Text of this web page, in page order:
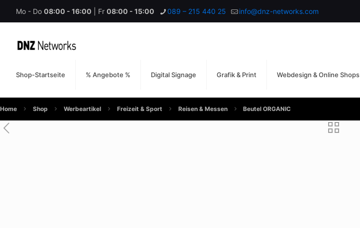
Mo - Do 08:00 - 16:00 | Fr 08:00 - 15:00 089 – 215 440 25 info@dnz-networks.com
Shop-Startseite % Angebote % Digital Signage Grafik & Print Webdesign & Online Shops
Home Shop Werbeartikel Freizeit & Sport Reisen & Messen Beutel ORGANIC